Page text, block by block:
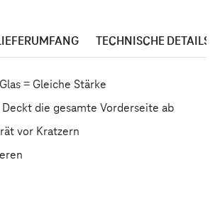
TECHNISCHE DETAILS
= Gleiche Stärke
die gesamte Vorderseite ab
vor Kratzern